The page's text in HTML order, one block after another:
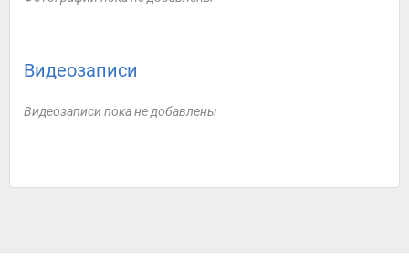
Видеозаписи
Видеозаписи пока не добавлены